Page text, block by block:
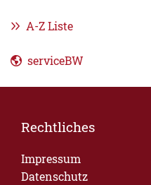
A-Z Liste
serviceBW
Rechtliches
Impressum
Datenschutz